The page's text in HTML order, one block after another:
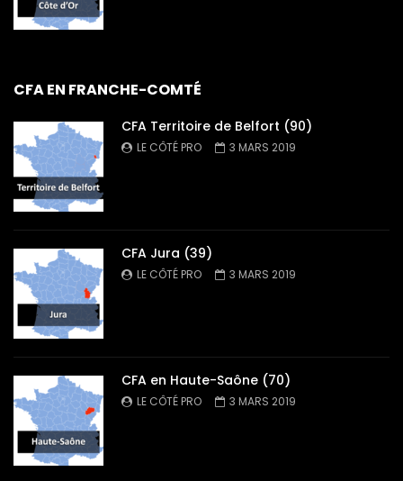
CFA EN FRANCHE-COMTÉ
CFA Territoire de Belfort (90)
LE CÔTÉ PRO 3 MARS 2019
CFA Jura (39)
LE CÔTÉ PRO 3 MARS 2019
CFA en Haute-Saône (70)
LE CÔTÉ PRO 3 MARS 2019